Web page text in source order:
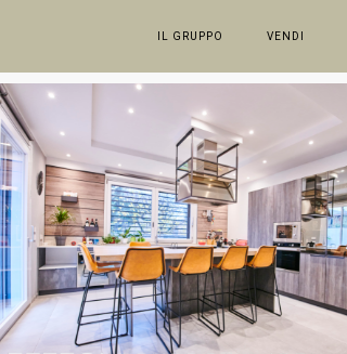
IL GRUPPO VENDI